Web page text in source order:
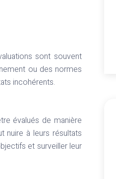
sont souvent
ou des normes
incohérents.
évalués de manière
nuire à leurs résultats
et surveiller leur